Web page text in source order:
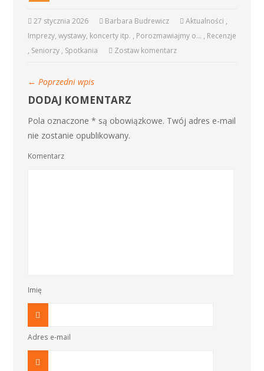
27 stycznia 2026 Barbara Budrewicz Aktualności ,
Imprezy, wystawy, koncerty itp. , Porozmawiajmy o... , Recenzje
, Seniorzy, Spotkania Zostaw komentarz
← Poprzedni wpis
DODAJ KOMENTARZ
Pola oznaczone * są obowiązkowe. Twój adres e-mail
nie zostanie opublikowany.
Komentarz
Imię
Adres e-mail